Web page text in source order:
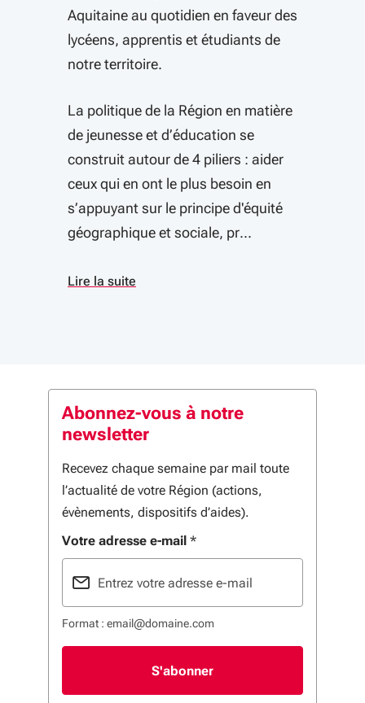
Aquitaine au quotidien en faveur des
lycéens, apprentis et étudiants de
notre territoire.
La politique de la Région en matière
de jeunesse et d’éducation se
construit autour de 4 piliers : aider
ceux qui en ont le plus besoin en
s’appuyant sur le principe d'équité
géographique et sociale, pr...
Lire la suite
Abonnez-vous à notre
newsletter
Recevez chaque semaine par mail toute
l’actualité de votre Région (actions,
évènements, dispositifs d’aides).
Votre adresse e-mail *
Format : email@domaine.com